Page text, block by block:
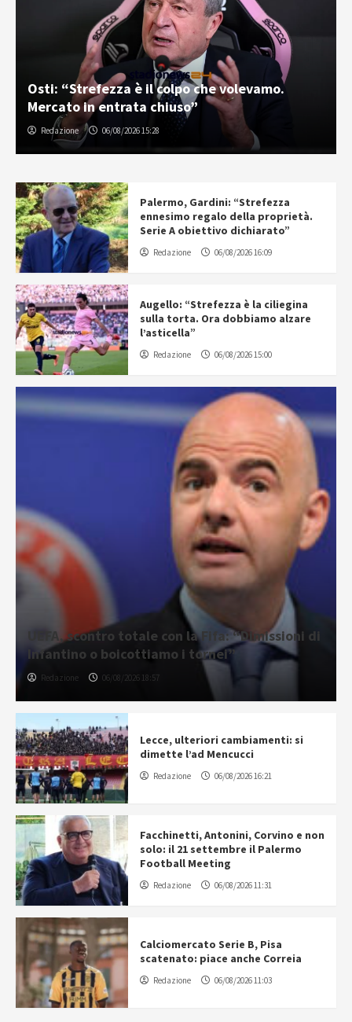
Osti: “Strefezza è il colpo che volevamo.
Mercato in entrata chiuso”
Redazione 06/08/2026 15:28
Palermo, Gardini: “Strefezza
ennesimo regalo della proprietà.
Serie A obiettivo dichiarato”
Redazione 06/08/2026 16:09
Augello: “Strefezza è la ciliegina
sulla torta. Ora dobbiamo alzare
l’asticella”
Redazione 06/08/2026 15:00
UEFA, scontro totale con la Fifa: “Dimissioni di
Infantino o boicottiamo i tornei”
Redazione 06/08/2026 18:57
Lecce, ulteriori cambiamenti: si
dimette l’ad Mencucci
Redazione 06/08/2026 16:21
Facchinetti, Antonini, Corvino e non
solo: il 21 settembre il Palermo
Football Meeting
Redazione 06/08/2026 11:31
Calciomercato Serie B, Pisa
scatenato: piace anche Correia
Redazione 06/08/2026 11:03